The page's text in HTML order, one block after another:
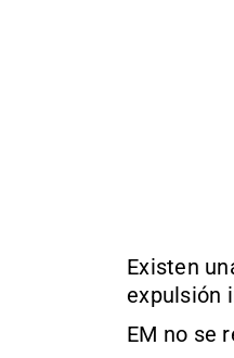
Existen
expulsión
EM no se